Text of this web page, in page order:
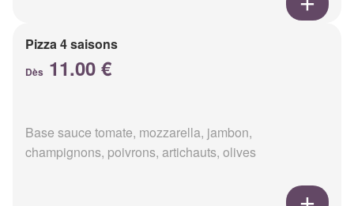
Pizza 4 saisons
Dès 11.00 €
Base sauce tomate, mozzarella, jambon,
champignons, poivrons, artichauts, olives